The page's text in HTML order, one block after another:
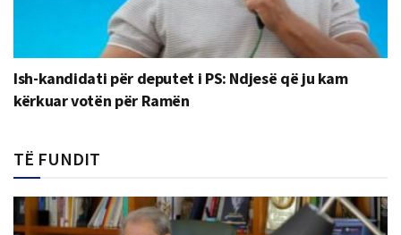
Ish-kandidati për deputet i PS: Ndjesë që ju kam
kërkuar votën për Ramën
TË FUNDIT